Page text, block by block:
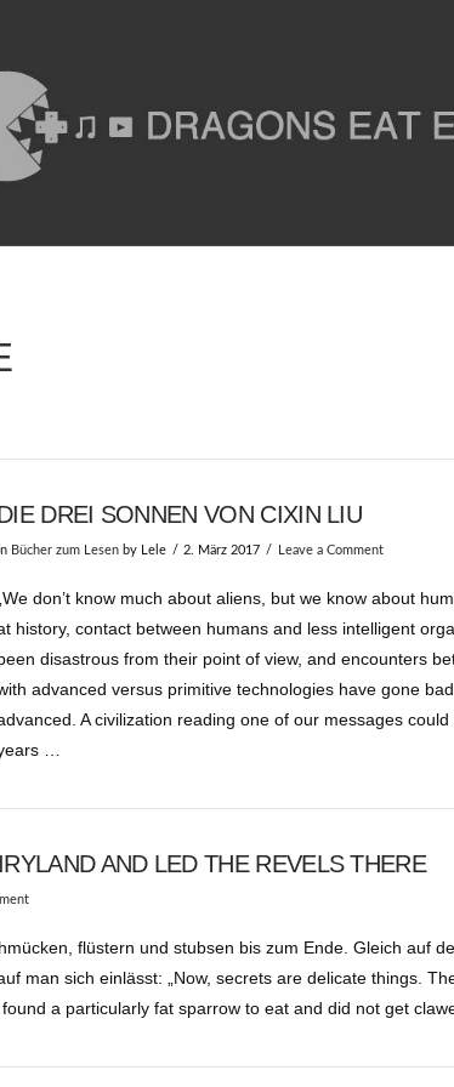
DREI SONNEN VON CIXIN LIU
In Bücher zum Lesen by Lele 2. März 2017 Leave a Comment
„We don’t know much about aliens, but we know about
history, contact between humans and less intelligent
disastrous from their point of view, and encounters
advanced versus primitive technologies have gone
A civilization reading one of our messages
…
AND LED THE REVELS THERE
flüstern und stubsen bis zum Ende. Gleich auf
man sich einlässt: „Now, secrets are delicate things.
a particularly fat sparrow to eat and did not get